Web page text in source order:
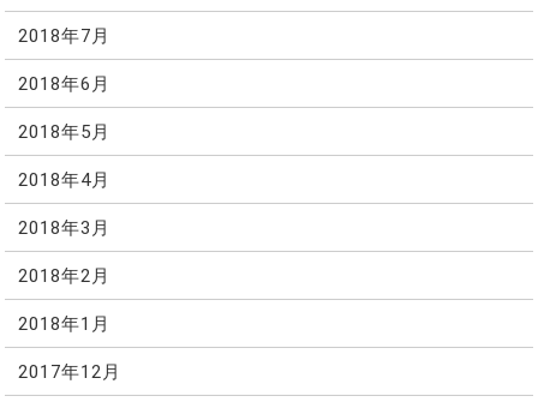
2018年7月
2018年6月
2018年5月
2018年4月
2018年3月
2018年2月
2018年1月
2017年12月